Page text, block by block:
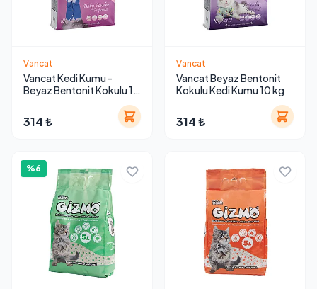
Vancat
Vancat Kedi Kumu -
Beyaz Bentonit Kokulu 10
314 ₺
Vancat
Vancat Beyaz Bentonit
Kokulu Kedi Kumu 10 kg
314 ₺
%6